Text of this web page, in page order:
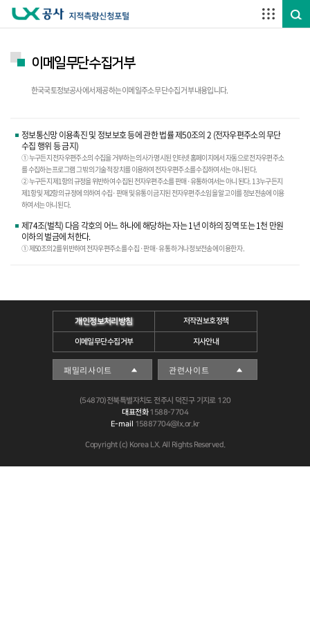
이메일무단수집거부
한국국토정보공사에서 제공하는 이메일주소 무단수집 거부 내용입니다.
정보통신망 이용촉진 및 정보보호 등에 관한 법률 제50조의 2 (전자우편주소의 무단
수집 행위 등 금지)
① 누구든지 전자우편주소의 수집을 거부하는 의사가 명시된 인터넷 홈페이지에서 자동으로 전자우편주소
를 수집하는 프로그램 그 밖의 기술적 장치를 이용하여 전자우편주소를 수집하여서는 아니 된다.
② 누구든지 제1항의 규정을 위반하여 수집된 전자우편주소를 판매·유통하여서는 아니 된다. 1 3 누구든지
제1항 및 제2항의 규정에 의하여 수집·판매 및 유통이 금지된 전자우편주소임을 알고 이를 정보전송에 이용
하여서는 아니 된다.
제74조(벌칙) 다음 각호의 어느 하나에 해당하는 자는 1년 이하의 징역 또는 1천 만원
이하의 벌금에 처한다.
① 제50조의 2를 위반하여 전자우편주소를 수집 ·판매·유통 하거나 정보전송에 이용한 자.
개인정보처리방침 저작권보호정책
이메일무단수집거부 지사안내
(54870)전북특별자치도 전주시 덕진구 기지로 120
대표전화1588-7704
E-mail 15887704@lx.or.kr
Copyright (c) Korea LX. All Rights Reserved.